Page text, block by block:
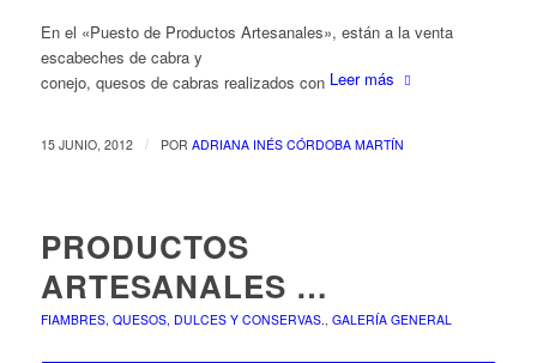
En el «Puesto de Productos Artesanales», están a la venta
escabeches de cabra y
conejo, quesos de cabras realizados con Leer más
15 JUNIO, 2012 / POR ADRIANA INÉS CÓRDOBA MARTÍN
PRODUCTOS
ARTESANALES …
FIAMBRES, QUESOS, DULCES Y CONSERVAS. GALERÍA GENERAL